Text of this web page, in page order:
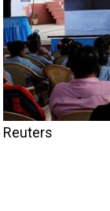
Reuters